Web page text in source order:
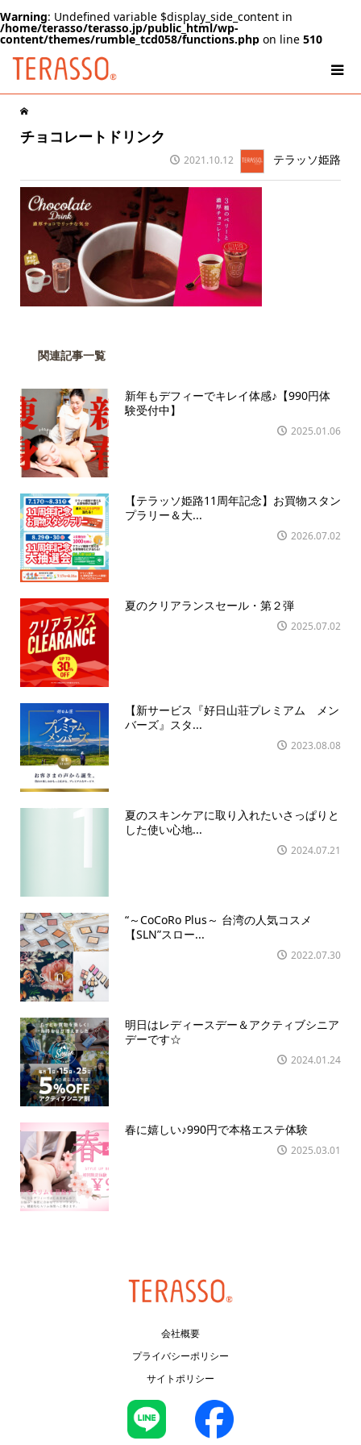
Warning: Undefined variable $display_side_content in
/home/terasso/terasso.jp/public_html/wp-
content/themes/rumble_tcd058/functions.php on line 510
チョコレートドリンク
2021.10.12 テラッソ姫路
関連記事一覧
新年もデフィーでキレイ体感♪【990円体
験受付中】
2025.01.06
【テラッソ姫路11周年記念】お買物スタン
プラリー＆大...
2026.07.02
夏のクリアランスセール・第２弾
2025.07.02
【新サービス『好日山荘プレミアム メン
バーズ』スタ...
2023.08.08
夏のスキンケアに取り入れたいさっぱりと
した使い心地...
2024.07.21
“～CoCoRo Plus～ 台湾の人気コスメ
【SLN”スロー...
2022.07.30
明日はレディースデー＆アクティブシニア
デーです☆
2024.01.24
春に嬉しい♪990円で本格エステ体験
2025.03.01
会社概要
プライバシーポリシー
サイトポリシー